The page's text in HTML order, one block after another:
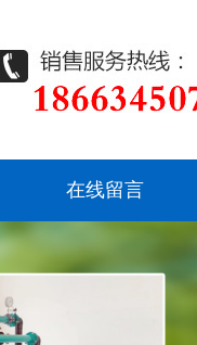
在线留言